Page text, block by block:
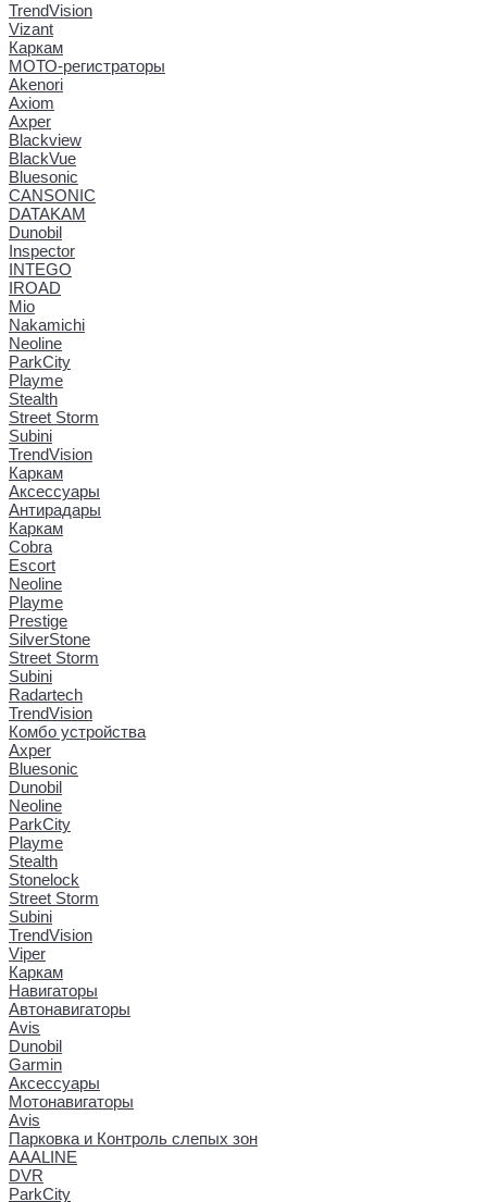
TrendVision
Vizant
Каркам
МОТО-регистраторы
Akenori
Axiom
Axper
Blackview
BlackVue
Bluesonic
CANSONIC
DATAKAM
Dunobil
Inspector
INTEGO
IROAD
Mio
Nakamichi
Neoline
ParkCity
Playme
Stealth
Street Storm
Subini
TrendVision
Каркам
Аксессуары
Антирадары
Каркам
Cobra
Escort
Neoline
Playme
Prestige
SilverStone
Street Storm
Subini
Radartech
TrendVision
Комбо устройства
Axper
Bluesonic
Dunobil
Neoline
ParkCity
Playme
Stealth
Stonelock
Street Storm
Subini
TrendVision
Viper
Каркам
Навигаторы
Автонавигаторы
Avis
Dunobil
Garmin
Аксессуары
Мотонавигаторы
Avis
Парковка и Контроль слепых зон
AAALINE
DVR
ParkCity